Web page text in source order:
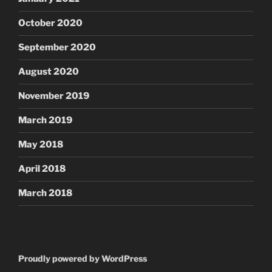
October 2020
September 2020
August 2020
November 2019
March 2019
May 2018
April 2018
March 2018
Proudly powered by WordPress